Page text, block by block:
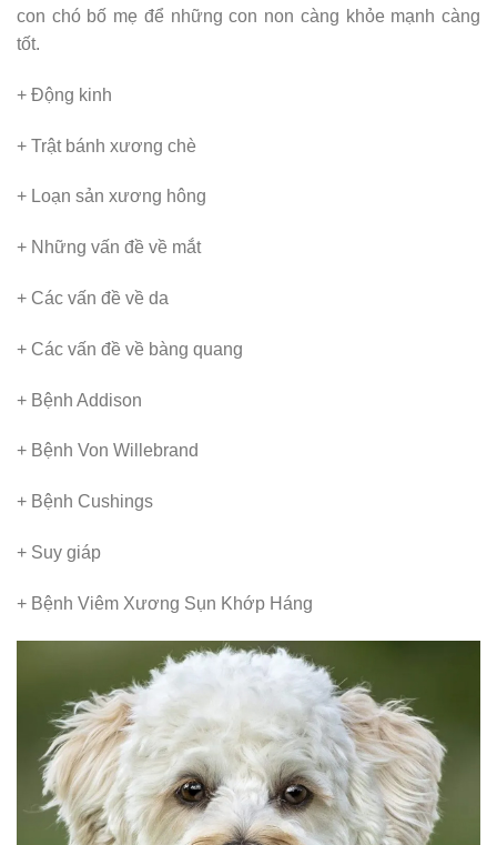
con chó bố mẹ để những con non càng khỏe mạnh càng
tốt.
+ Động kinh
+ Trật bánh xương chè
+ Loạn sản xương hông
+ Những vấn đề về mắt
+ Các vấn đề về da
+ Các vấn đề về bàng quang
+ Bệnh Addison
+ Bệnh Von Willebrand
+ Bệnh Cushings
+ Suy giáp
+ Bệnh Viêm Xương Sụn Khớp Háng